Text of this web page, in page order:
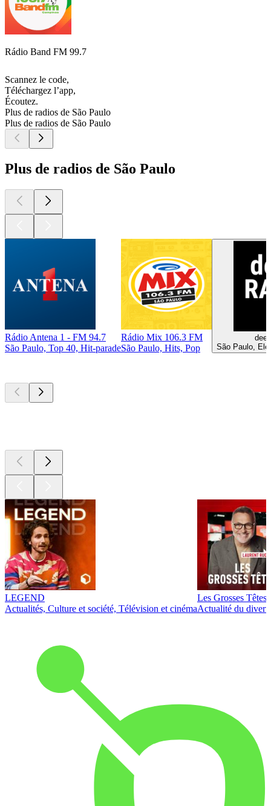
Rádio Band FM 99.7
Scannez le code,
Téléchargez l’app,
Écoutez.
Plus de radios de São Paulo
Plus de radios de São Paulo
Plus de radios de São Paulo
Rádio Antena 1 - FM 94.7
São Paulo, Top 40, Hit-parade
Rádio Mix 106.3 FM
São Paulo, Hits, Pop
São Paulo,
LEGEND
Actualités, Culture et société, Télévision et cinéma
Les Grosses Têtes
Actualité du